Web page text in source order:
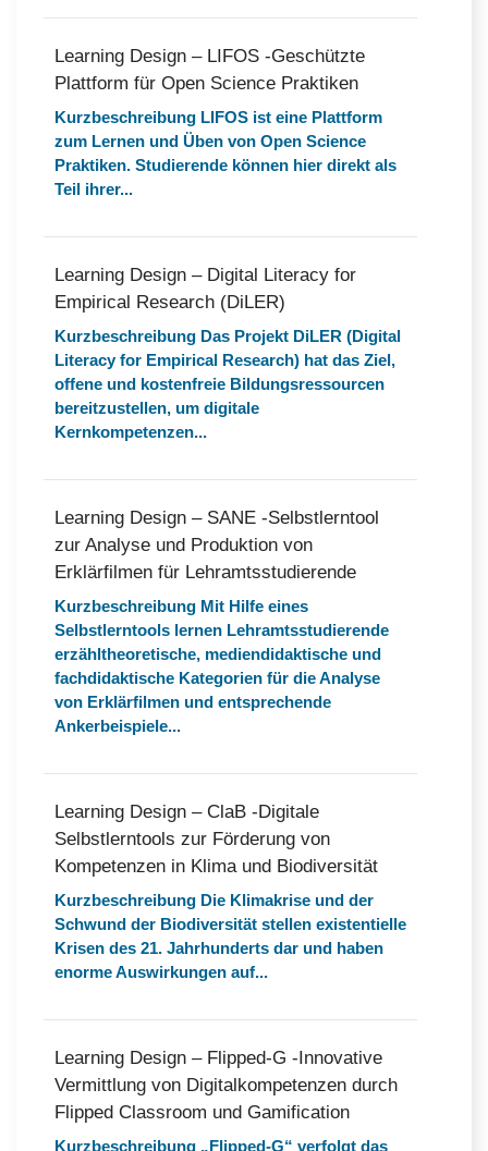
Learning Design – LIFOS -Geschützte
Plattform für Open Science Praktiken
Kurzbeschreibung LIFOS ist eine Plattform
zum Lernen und Üben von Open Science
Praktiken. Studierende können hier direkt als
Teil ihrer...
Learning Design – Digital Literacy for
Empirical Research (DiLER)
Kurzbeschreibung Das Projekt DiLER (Digital
Literacy for Empirical Research) hat das Ziel,
offene und kostenfreie Bildungsressourcen
bereitzustellen, um digitale
Kernkompetenzen...
Learning Design – SANE -Selbstlerntool
zur Analyse und Produktion von
Erklärfilmen für Lehramtsstudierende
Kurzbeschreibung Mit Hilfe eines
Selbstlerntools lernen Lehramtsstudierende
erzähltheoretische, mediendidaktische und
fachdidaktische Kategorien für die Analyse
von Erklärfilmen und entsprechende
Ankerbeispiele...
Learning Design – ClaB -Digitale
Selbstlerntools zur Förderung von
Kompetenzen in Klima und Biodiversität
Kurzbeschreibung Die Klimakrise und der
Schwund der Biodiversität stellen existentielle
Krisen des 21. Jahrhunderts dar und haben
enorme Auswirkungen auf...
Learning Design – Flipped-G -Innovative
Vermittlung von Digitalkompetenzen durch
Flipped Classroom und Gamification
Kurzbeschreibung „Flipped-G“ verfolgt das